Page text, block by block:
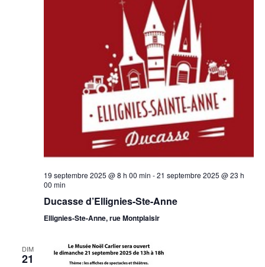
19 septembre 2025 @ 8 h 00 min -21 septembre 2025 @ 23 h
00 min
Ducasse d’Ellignies-Ste-Anne
Ellignies-Ste-Anne, rue Montplaisir
DIM
21